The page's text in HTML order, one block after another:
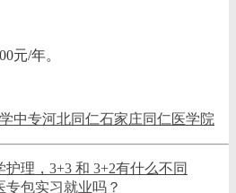
元/年。
中专河北同仁石家庄同仁医学院
护理，3+3 和 3+2有什么不同
专包实习就业吗？